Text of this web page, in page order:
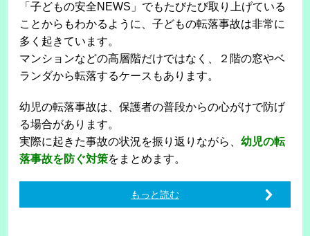
「子どもの安全NEWS」でもたびたび取り上げている
ことからもわかるように、子どもの転落事故は非常に
多く起きています。
マンションなどの高層階だけではなく、２階の窓やベ
ランダから転落するケースもあります。
幼児の転落事故は、保護者の普段からの心がけで防げ
る場合があります。
実際に起きた事故の状況を振り返りながら、幼児の転
落事故を防ぐ対策をまとめます。
もっと読む